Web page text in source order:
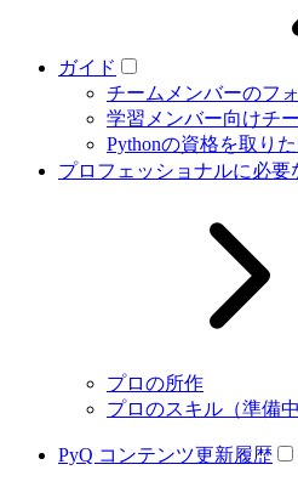
ガイド
チームメンバーのフ
学習メンバー向けチ
Pythonの資格を取り
プロフェッショナルに必要
プロの所作
プロのスキル（準備中
PyQ コンテンツ更新履歴